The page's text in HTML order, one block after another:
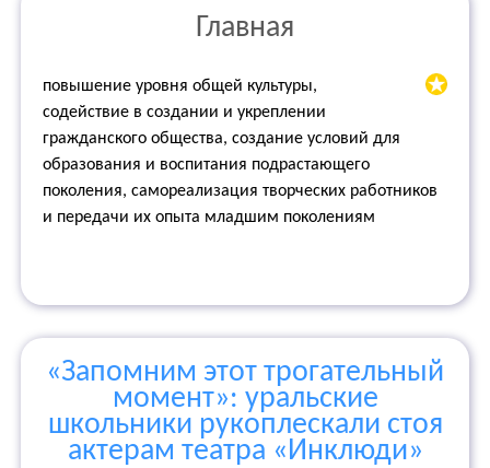
Главная
повышение уровня общей культуры,
содействие в создании и укреплении
гражданского общества, создание условий для
образования и воспитания подрастающего
поколения, самореализация творческих работников
и передачи их опыта младшим поколениям
«Запомним этот трогательный
момент»: уральские
школьники рукоплескали стоя
актерам театра «Инклюди»